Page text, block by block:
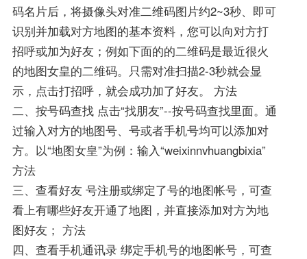
码名片后，将摄像头对准二维码图片约2~3秒、即可
识别并加载对方地图的基本资料，您可以向对方打
招呼或加为好友；例如下面的的二维码是最近很火
的地图女皇的二维码。只需对准扫描2-3秒就会显
示，点击打招呼，就会成功加了好友。 方法
二、按号码查找 点击“找朋友”--按号码查找里面。通
过输入对方的地图号、号或者手机号均可以添加对
方。以“地图女皇”为例：输入“weixinnvhuangbixia”
方法
三、查看好友 号注册或绑定了号的地图帐号，可查
看上有哪些好友开通了地图，并直接添加对方为地
图好友； 方法
四、查看手机通讯录 绑定手机号的地图帐号，可查